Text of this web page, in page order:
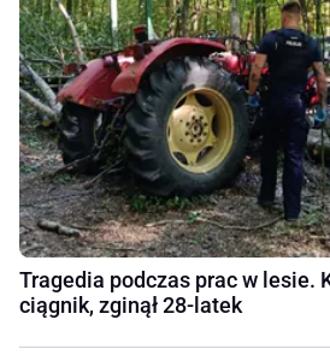
Tragedia podczas prac w lesie.
ciągnik, zginął 28-latek